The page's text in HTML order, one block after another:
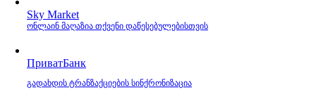
Sky Market
ონლაინ მაღაზია თქვენი დაწესებულებისთვის
ПриватБанк
გადახდის ტრანზაქციების სინქრონიზაცია